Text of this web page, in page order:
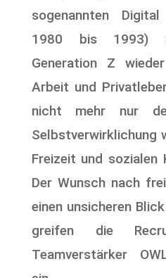
sogenannten
1980 bis 1993)
Generation Z
Arbeit und
nicht mehr nur
Selbstverwirklichung
Freizeit und sozialen
Der Wunsch nach
einen unsicheren
greifen die
Teamverstärker